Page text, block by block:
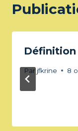
Définition
Par jfkrine 8